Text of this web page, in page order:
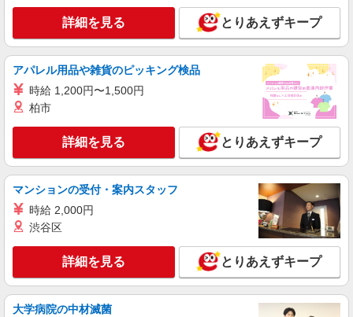
株式会社シーエーセールススタッフ/tkAKBS01aa
アパレル販売
時給1400円〜1500円 ※経験・能力による
【月給例】時給1400円／実働8H×20日勤務の場合
「224,000円」※月収例は一例です。
キープ 詳細を見る
派遣社員
株式会社iDA（16086804）
アパレル販売（レディース・メンズ）
時給1500円〜1600円 ご経験・スキルにより考
東京都足立区 各線「北千住駅」西口より徒歩3
分
キープ 詳細を見る
詳細を見る とりあえずキープ
アパレル用品や雑貨のピッキング検品
時給 1,200円〜1,500円
柏市
詳細を見る とりあえずキープ
マンションの受付・案内スタッフ
時給 2,000円
渋谷区
詳細を見る とりあえずキープ
大学病院の中材滅菌